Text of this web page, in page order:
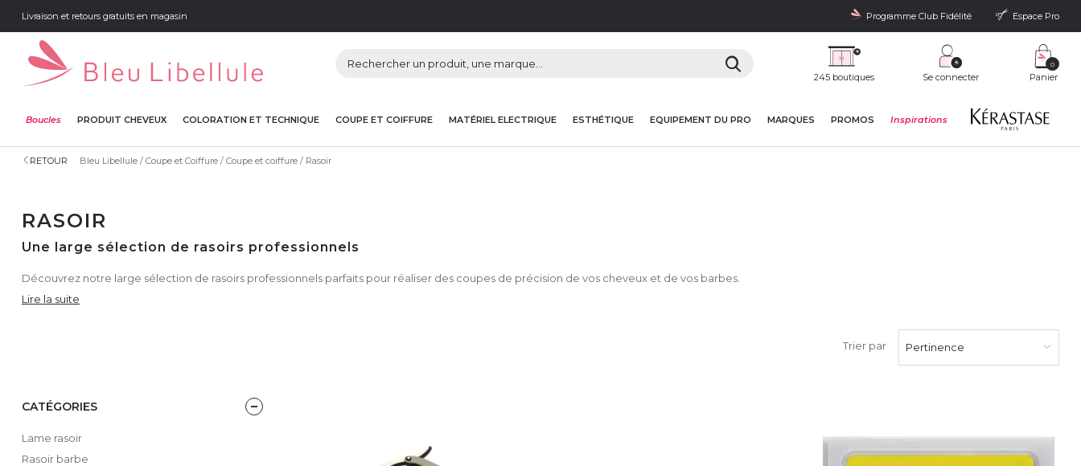
Livraison et retours gratuits en magasin Programme Club Fidélité Espace Pro
245 boutiques Se connecter Panier
0
Boucles PRODUIT CHEVEUX COLORATION ET TECHNIQUE COUPE ET COIFFURE MATÉRIEL ELECTRIQUE ESTHÉTIQUE EQUIPEMENT DU PRO MARQUES PROMOS Inspirations
RETOUR Bleu Libellule Coupe et Coiffure Coupe et coiffure Rasoir
RASOIR
Une large sélection de rasoirs professionnels
Découvrez notre large sélection de rasoirs professionnels parfaits pour réaliser des coupes de précision de vos cheveux et de vos barbes.
Lire la suite
Trier par Pertinence
CATÉGORIES
Lame rasoir
Rasoir barbe